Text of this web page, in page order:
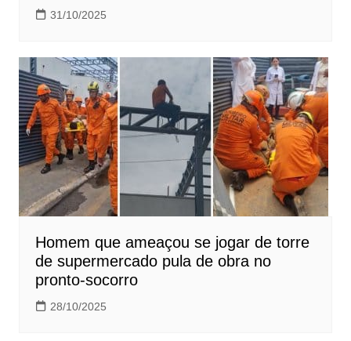
31/10/2025
Homem que ameaçou se jogar de torre
de supermercado pula de obra no
pronto-socorro
28/10/2025